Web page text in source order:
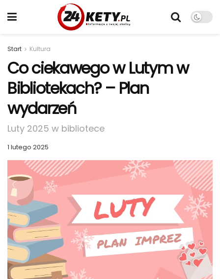
Start Kultura
Co ciekawego w Lutym w
Bibliotekach? – Plan
wydarzeń
Luty 2025 w bibliotece
1 lutego 2025